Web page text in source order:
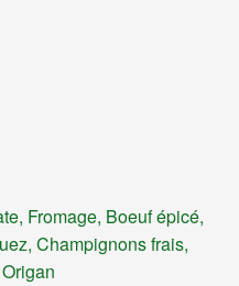
Fromage, Boeuf épicé,
Champignons frais,